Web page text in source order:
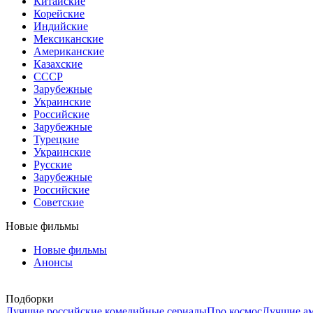
Корейские
Индийские
Мексиканские
Американские
Казахские
СССР
Зарубежные
Украинские
Российские
Зарубежные
Турецкие
Украинские
Русские
Зарубежные
Российские
Советские
Новые фильмы
Новые фильмы
Анонсы
Подборки